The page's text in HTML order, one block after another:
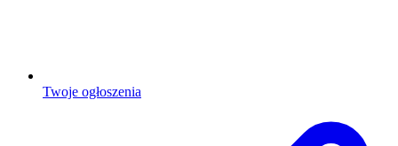
Twoje ogłoszenia